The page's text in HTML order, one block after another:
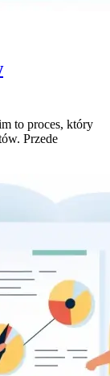
to proces, który
Przede